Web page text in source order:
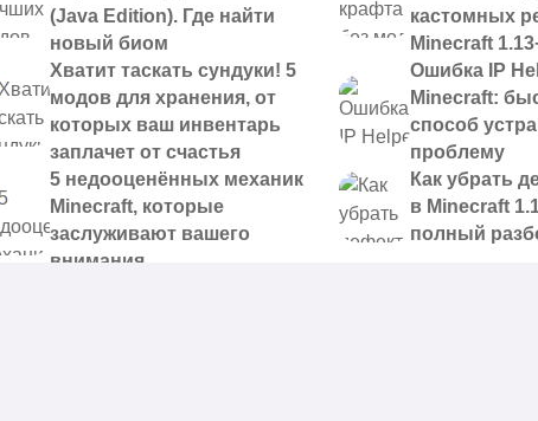
(Java Edition). Где найти
новый биом
Хватит таскать сундуки! 5
модов для хранения, от
которых ваш инвентарь
заплачет от счастья
5 недооценённых механик
Minecraft, которые
заслуживают вашего
внимания
кастомных
Minecraft
Ошибка IP
Minecraft:
способ
проблему
Как убрать
в Minecraft
полный